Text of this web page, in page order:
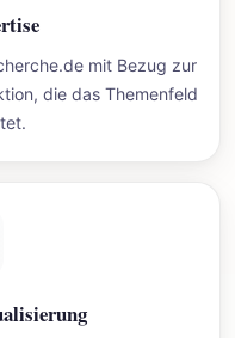
mit Bezug zur
die das Themenfeld